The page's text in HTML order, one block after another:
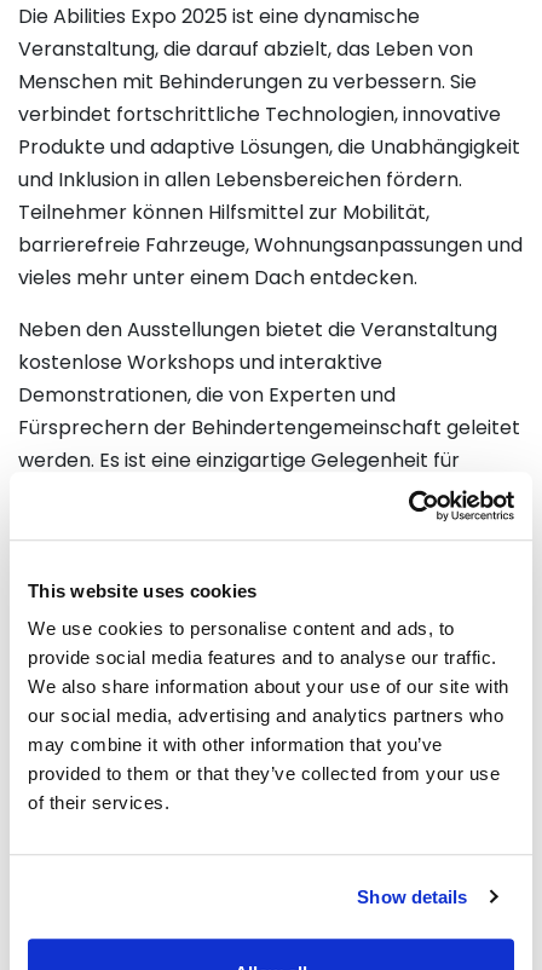
This website uses cookies
We use cookies to personalise content and ads, to
provide social media features and to analyse our traffic.
We also share information about your use of our site with
our social media, advertising and analytics partners who
may combine it with other information that you’ve
provided to them or that they’ve collected from your use
of their services.
Show details
Die Abilities Expo 2025 ist eine dynamische
Veranstaltung, die darauf abzielt, das Leben von
Menschen mit Behinderungen zu verbessern. Sie
verbindet fortschrittliche Technologien, innovative
Produkte und adaptive Lösungen, die Unabhängigkeit
und Inklusion in allen Lebensbereichen fördern.
Teilnehmer können Hilfsmittel zur Mobilität,
barrierefreie Fahrzeuge, Wohnungsanpassungen und
vieles mehr unter einem Dach entdecken.
Neben den Ausstellungen bietet die Veranstaltung
kostenlose Workshops und interaktive
Demonstrationen, die von Experten und
Fürsprechern der Behindertengemeinschaft geleitet
werden. Es ist eine einzigartige Gelegenheit für
Partnern Sie mit dem Experten für Messebau für
Ihren kommenden Expo-Erfolg!
Wenn Sie ein Aussteller sind und einen zuverlässigen
Messebauer in Dallas für Ihre nächste Veranstaltung,
Messe oder Ausstellung suchen, sind Sie hier genau
entdecken Sie, warum Triumfo International GmbH
die ideale Wahl für Ihre Standbau-Bedürfnisse bei